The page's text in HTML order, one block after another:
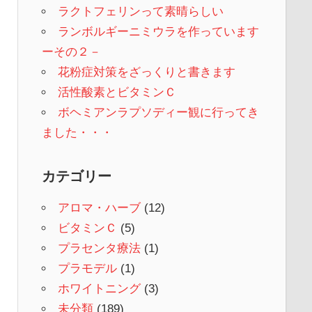
ラクトフェリンって素晴らしい
ランボルギーニミウラを作っています
ーその２－
花粉症対策をざっくりと書きます
活性酸素とビタミンＣ
ボヘミアンラプソディー観に行ってき
ました・・・
カテゴリー
アロマ・ハーブ(12)
ビタミンＣ (5)
プラセンタ療法(1)
プラモデル(1)
ホワイトニング(3)
未分類(189)